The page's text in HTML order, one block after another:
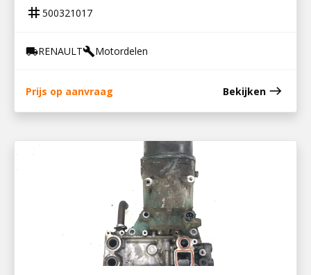
tag 500321017
local_shippingRENAULTbuildMotordelen
Prijs op aanvraag Bekijken east